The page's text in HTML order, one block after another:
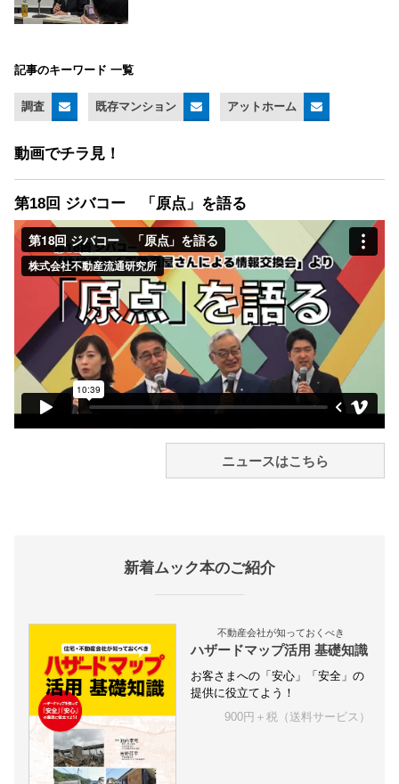
記事のキーワード 一覧
調査 既存マンション アットホーム
動画でチラ見！
第18回 ジバコー 「原点」を語る
ニュースはこちら
新着ムック本のご紹介
不動産会社が知っておくべき
ハザードマップ活用 基礎知識
お客さまへの「安心」「安全」の
提供に役立てよう！
900円＋税（送料サービス）